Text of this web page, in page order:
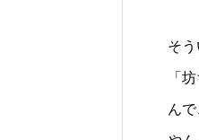
そ
「
ん